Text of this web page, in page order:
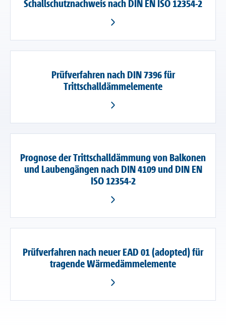
Schallschutznachweis nach DIN EN ISO 12354-2
Prüfverfahren nach DIN 7396 für
Trittschalldämmelemente
Prognose der Trittschalldämmung von Balkonen
und Laubengängen nach DIN 4109 und DIN EN
ISO 12354-2
Prüfverfahren nach neuer EAD 01 (adopted) für
tragende Wärmedämmelemente